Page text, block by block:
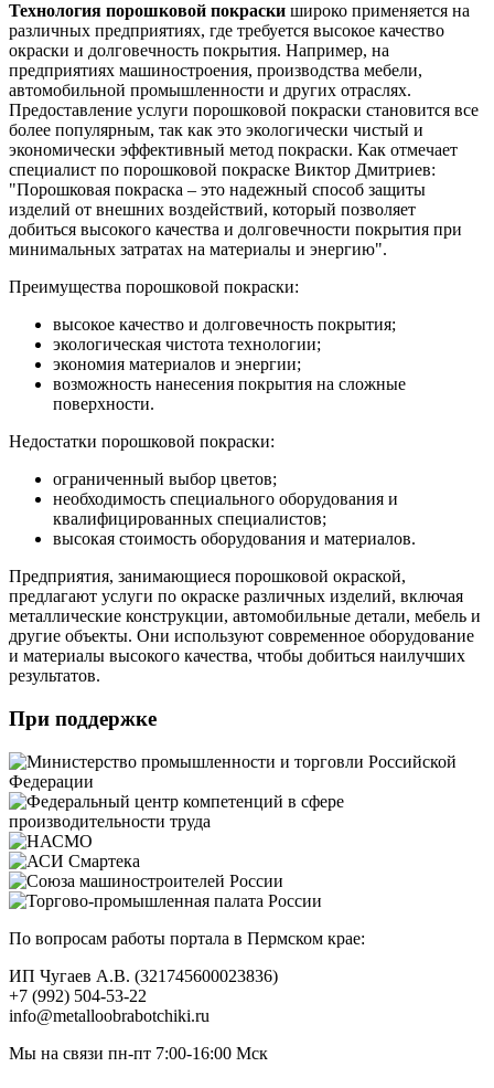
Технология порошковой покраски широко применяется на
различных предприятиях, где требуется высокое качество
окраски и долговечность покрытия. Например, на
предприятиях машиностроения, производства мебели,
автомобильной промышленности и других отраслях.
Предоставление услуги порошковой покраски становится все
более популярным, так как это экологически чистый и
экономически эффективный метод покраски. Как отмечает
специалист по порошковой покраске Виктор Дмитриев:
"Порошковая покраска – это надежный способ защиты
изделий от внешних воздействий, который позволяет
добиться высокого качества и долговечности покрытия при
минимальных затратах на материалы и энергию".
Преимущества порошковой покраски:
высокое качество и долговечность покрытия;
экологическая чистота технологии;
экономия материалов и энергии;
возможность нанесения покрытия на сложные
поверхности.
Недостатки порошковой покраски:
ограниченный выбор цветов;
необходимость специального оборудования и
квалифицированных специалистов;
высокая стоимость оборудования и материалов.
Предприятия, занимающиеся порошковой окраской,
предлагают услуги по окраске различных изделий, включая
металлические конструкции, автомобильные детали, мебель и
другие объекты. Они используют современное оборудование
и материалы высокого качества, чтобы добиться наилучших
результатов.
При поддержке
По вопросам работы портала в Пермском крае:
ИП Чугаев А.В. (321745600023836)
+7 (992) 504-53-22
info@metalloobrabotchiki.ru
Мы на связи пн-пт 7:00-16:00 Мск